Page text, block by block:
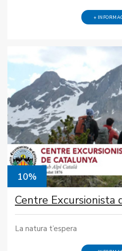
+
10%
Centre Excursionista
La natura t’espera